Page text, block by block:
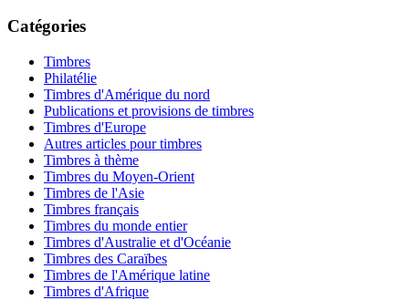
Catégories
Timbres
Philatélie
Timbres d'Amérique du nord
Publications et provisions de timbres
Timbres d'Europe
Autres articles pour timbres
Timbres à thème
Timbres du Moyen-Orient
Timbres de l'Asie
Timbres français
Timbres du monde entier
Timbres d'Australie et d'Océanie
Timbres des Caraïbes
Timbres de l'Amérique latine
Timbres d'Afrique